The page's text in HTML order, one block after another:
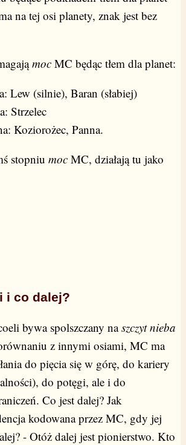
na tej osi planety, znak jest bez
mocMC będąc tłem dla planet:
Lew (silnie), Baran (słabiej)
Strzelec
Koziorożec, Panna.
stopniu mocMC, działają tu jako
i co dalej?
bywa spolszczany naszczyt nieba
z innymi osiami, MC ma
do pięcia się w górę, do kariery
do potęgi, ale i do
Co jest dalej? Jak
kodowana przez MC, gdy jej
- Otóż dalej jest pionierstwo. Kto